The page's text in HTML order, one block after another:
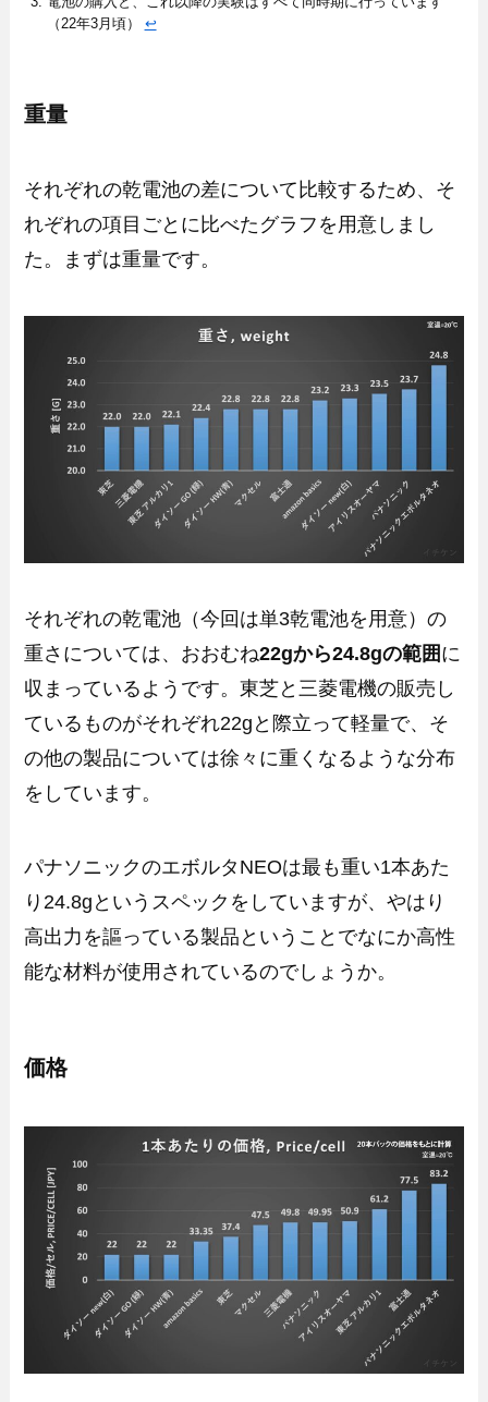
（22年3月頃） ↩︎
重量
それぞれの乾電池の差について比較するため、そ
れぞれの項目ごとに比べたグラフを用意しまし
た。まずは重量です。
それぞれの乾電池（今回は単3乾電池を用意）の
重さについては、おおむね22gから24.8gの範囲 に
収まっているようです。東芝と三菱電機の販売し
ているものがそれぞれ22gと際立って軽量で、そ
の他の製品については徐々に重くなるような分布
をしています。
パナソニックのエボルタNEOは最も重い1本あた
り24.8gというスペックをしていますが、やはり
高出力を謳っている製品ということでなにか高性
能な材料が使用されているのでしょうか。
価格